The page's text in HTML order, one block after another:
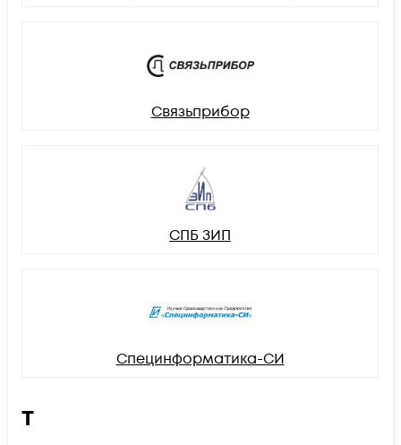
Связьприбор
СПБ ЗИП
Специнформатика-СИ
Т